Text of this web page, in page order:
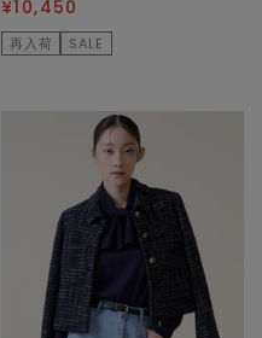
¥10,450
再入荷 SALE